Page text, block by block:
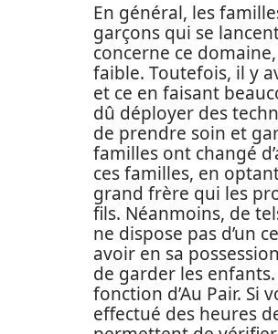
En général, les
garçons qui se
concerne ce
faible. Toutefois, il y
et ce en faisant
dû déployer des
de prendre soin et
familles ont changé
ces familles, en
grand frère qui les
fils. Néanmoins, de
ne dispose pas d’un
avoir en sa
de garder les
fonction d’Au Pair. Si
effectué des heures